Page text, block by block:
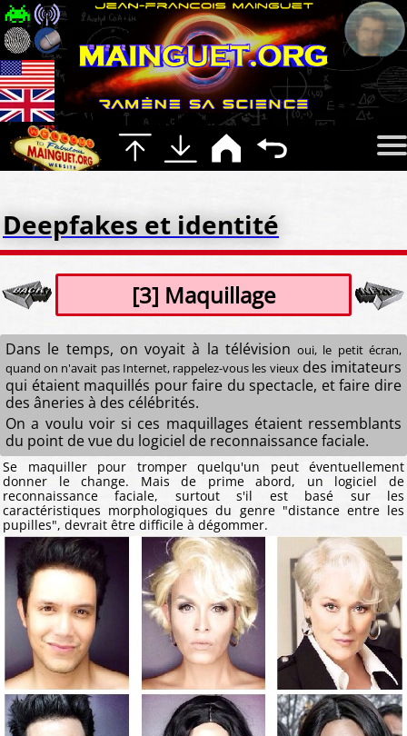
Deepfakes et identité
[3] Maquillage
Dans le temps, on voyait à la télévisionoui, le petit écran,
quand on n'avait pas Internet, rappelez-vous les vieuxdes imitateurs
qui étaient maquillés pour faire du spectacle, et faire dire
des âneries à des célébrités.
On a voulu voir si ces maquillages étaient ressemblants
du point de vue du logiciel de reconnaissance faciale.
Se maquiller pour tromper quelqu'un peut éventuellement
donner le change. Mais de prime abord, un logiciel de
reconnaissance faciale, surtout s'il est basé sur les
caractéristiques morphologiques du genre "distance entre les
pupilles", devrait être difficile à dégommer.